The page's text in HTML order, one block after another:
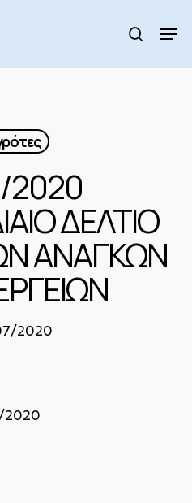
search
2020
ΔΕΛΤΙΟ
ΑΝΑΓΚΩΝ
2020
2020
Menu